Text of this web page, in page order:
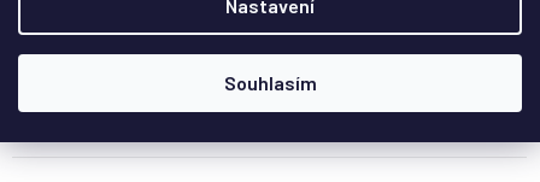
Nastavení
Souhlasím
2 149 Kč